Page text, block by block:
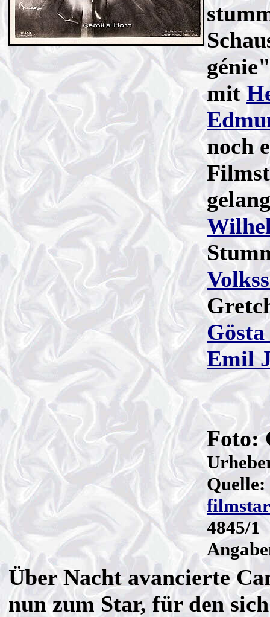
mit
noch
Emil
Foto:
Quelle:
4845/1
Über Nacht avancierte
nun zum Star, für den